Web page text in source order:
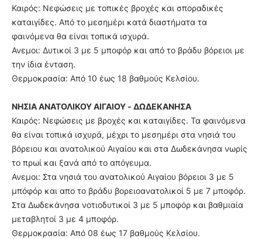
Καιρός: Νεφώσεις με τοπικές βροχές και σποραδικές
καταιγίδες. Από το μεσημέρι κατά διαστήματα τα
φαινόμενα θα είναι τοπικά ισχυρά.
Ανεμοι: Δυτικοί 3 με 5 μποφόρ και από το βράδυ βόρειοι με
την ίδια ένταση.
Θερμοκρασία: Από 10 έως 18 βαθμούς Κελσίου.
ΝΗΣΙΑ ΑΝΑΤΟΛΙΚΟΥ ΑΙΓΑΙΟΥ - ΔΩΔΕΚΑΝΗΣΑ
Καιρός: Νεφώσεις με βροχές και καταιγίδες. Τα φαινόμενα
θα είναι τοπικά ισχυρά, μέχρι το μεσημέρι στα νησιά του
βόρειου και ανατολικού Αιγαίου και στα Δωδεκάνησα νωρίς
το πρωί και ξανά από το απόγευμα.
Ανεμοι: Στα νησιά του ανατολικού Αιγαίου βόρειοι 3 με 5
μπόφόρ και απο το βράδυ βορειοανατολικοί 5 με 7 μποφόρ.
Στα Δωδεκάνησα νοτιοδυτικοί 3 με 5 μποφόρ και βαθμιαία
μεταβλητοί 3 με 4 μποφόρ.
Θερμοκρασία: Από 08 έως 17 βαθμούς Κελσίου.